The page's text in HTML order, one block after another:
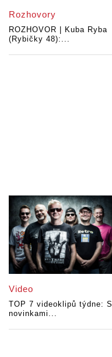
Rozhovory
ROZHOVOR | Kuba Ryba
(Rybičky 48):...
Video
TOP 7 videoklipů týdne: S
novinkami...